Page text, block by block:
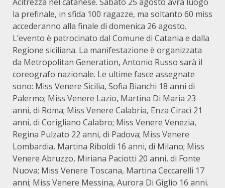
la prefinale, in sfida 100 ragazze, ma soltanto 60 miss
accederanno alla finale di domenica 26 agosto.
L’evento è patrocinato dal Comune di Catania e dalla
Regione siciliana. La manifestazione è organizzata
da Metropolitan Generation, Antonio Russo sarà il
coreografo nazionale. Le ultime fasce assegnate
sono: Miss Venere Sicilia, Sofia Bianchi 18 anni di
Palermo; Miss Venere Lazio, Martina Di Maria 23
anni, di Roma; Miss Venere Calabria, Enza Ciracì 21
anni, di Corigliano Calabro; Miss Venere Venezia,
Regina Pulzato 22 anni, di Padova; Miss Venere
Lombardia, Martina Riboldi 16 anni, di Milano; Miss
Venere Abruzzo, Miriana Paciotti 20 anni, di Fonte
Nuova; Miss Venere Toscana, Martina Ceccarelli 17
anni; Miss Venere Messina, Aurora Di Giglio 16 anni.